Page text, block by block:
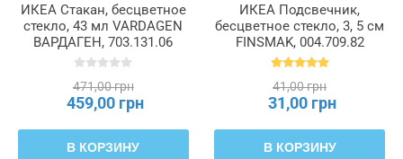
ИКЕА Стакан, бесцветное
стекло, 43 мл VARDAGEN
ВАРДАГЕН, 703.131.06
471,00 грн
459,00 грн
В КОРЗИНУ
ИКЕА Подсвечник,
бесцветное стекло, 3, 5 см
FINSMAK, 004.709.82
41,00 грн
31,00 грн
В КОРЗИНУ